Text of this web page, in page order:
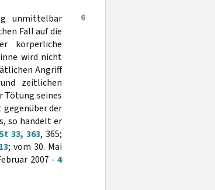
6
unmittelbar
Fall auf die
körperliche
wird nicht
Angriff
zeitlichen
Tötung seines
der
so handelt er
33, 363, 365;
; vom 30. Mai
2007 -4